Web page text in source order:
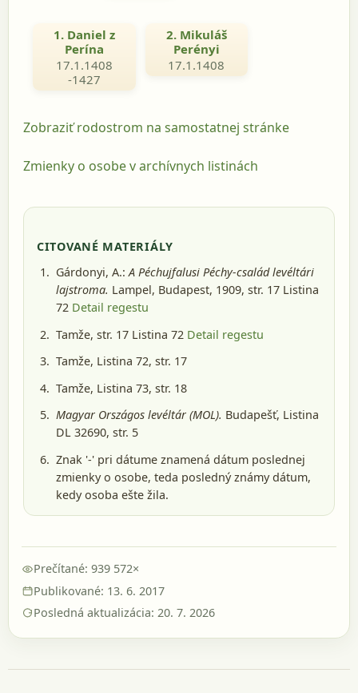
1. Daniel z
Perína
17.1.1408
-1427
2. Mikuláš
Perényi
17.1.1408
Zobraziť rodostrom na samostatnej stránke
Zmienky o osobe v archívnych listinách
CITOVANÉ MATERIÁLY
Gárdonyi, A.:A Péchujfalusi Péchy-család levéltári
lajstroma. Lampel, Budapest, 1909, str. 17 Listina
72 Detail regestu
Tamže, str. 17 Listina 72 Detail regestu
Tamže, Listina 72, str. 17
Tamže, Listina 73, str. 18
Magyar Országos levéltár (MOL). Budapešť, Listina
DL 32690, str. 5
Znak '-' pri dátume znamená dátum poslednej
zmienky o osobe, teda posledný známy dátum,
kedy osoba ešte žila.
Prečítané: 939 572×
Publikované: 13. 6. 2017
Posledná aktualizácia: 20. 7. 2026